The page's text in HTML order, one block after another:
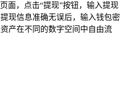
面，点击“提现”按钮，输入提现
现信息准确无误后，输入钱包密
产在不同的数字空间中自由流